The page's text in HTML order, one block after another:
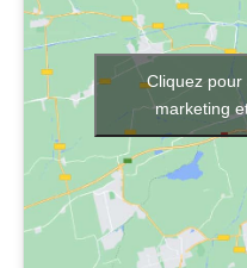
Cliquez pour
marketing